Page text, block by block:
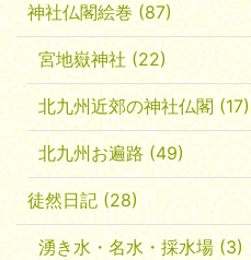
神社仏閣絵巻 (87)
宮地嶽神社 (22)
北九州近郊の神社仏閣 (17)
北九州お遍路 (49)
徒然日記 (28)
湧き水・名水・採水場 (3)